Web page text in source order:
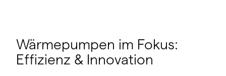
Wärmepumpen im Fokus:
Effizienz & Innovation